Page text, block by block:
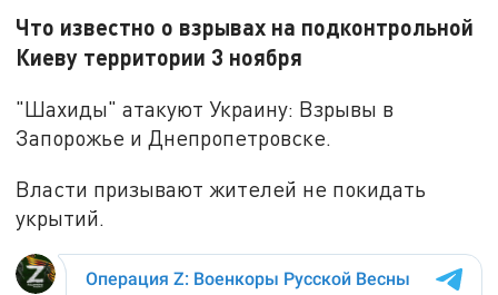
Что известно о взрывах на подконтрольной
Киеву территории 3 ноября
"Шахиды" атакуют Украину: Взрывы в
Запорожье и Днепропетровске.
Власти призывают жителей не покидать
укрытий.